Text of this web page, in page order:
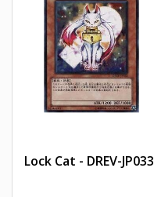
Lock Cat - DREV-JP033